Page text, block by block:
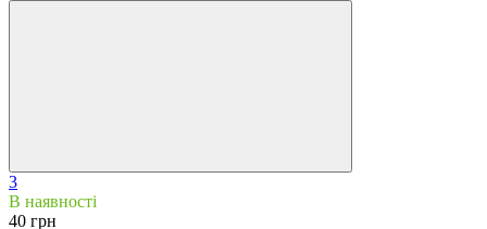
3
В наявності
40 грн